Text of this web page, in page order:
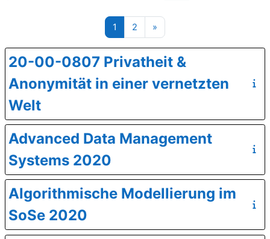
1 Seite 1
2 Seite 2
»
20-00-0807 Privatheit &
Anonymität in einer vernetzten
Welt
Advanced Data Management
Systems 2020
Algorithmische Modellierung im
SoSe 2020